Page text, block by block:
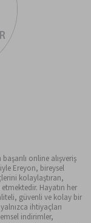
online alışveriş
Ereyon, bireysel
kolaylaştıran,
Hayatın her
güvenli ve kolay bir
ihtiyaçları
indirimler,